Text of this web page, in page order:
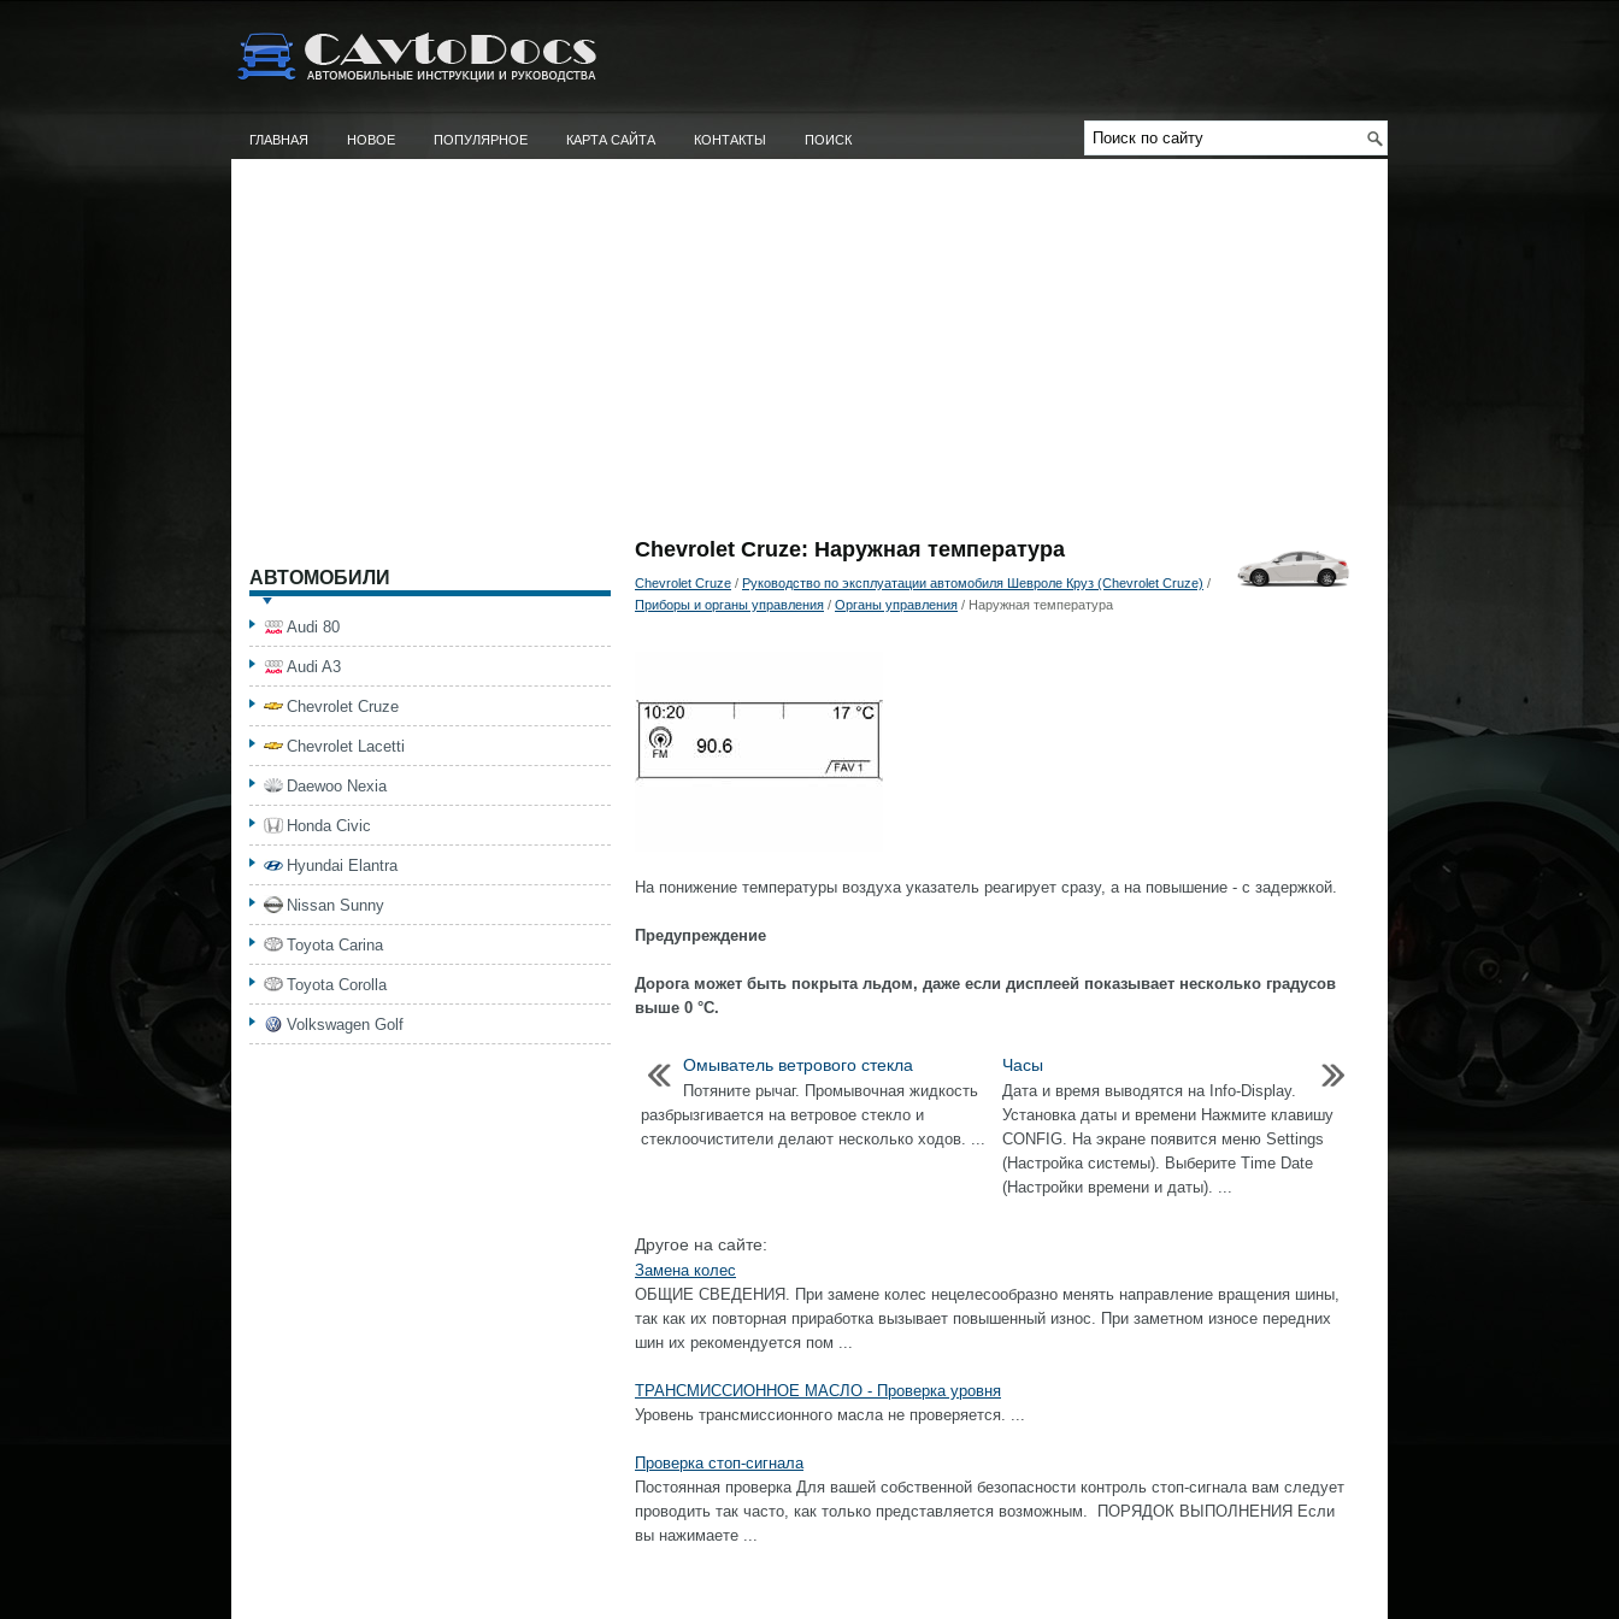
ГЛАВНАЯ НОВОЕ ПОПУЛЯРНОЕ КАРТА САЙТА КОНТАКТЫ ПОИСК
Chevrolet Cruze: Наружная температура
Chevrolet Cruze / Руководство по эксплуатации автомобиля Шевроле Круз (Chevrolet Cruze) /
Приборы и органы управления / Органы управления / Наружная температура
На понижение температуры воздуха указатель реагирует сразу, а на повышение - с задержкой.
Предупреждение
Дорога может быть покрыта льдом, даже если дисплeeй показывает несколько градусов
выше 0 °C.
Омыватель ветрового стекла
Потяните рычаг. Промывочная жидкость
разбрызгивается на ветровое стекло и
стеклоочистители делают несколько ходов. ...
Часы
Дата и время выводятся на Info-Display.
Установка даты и времени Нажмите клавишу
CONFIG. На экране появится меню Settings
(Настройка системы). Выберите Time Date
(Настройки времени и даты). ...
Другое на сайте:
Замена колес
ОБЩИЕ СВЕДЕНИЯ. При замене колес нецелесообразно менять направление вращения шины,
так как их повторная приработка вызывает повышенный износ. При заметном износе передних
шин их рекомендуется пом ...
ТРАНСМИССИОННОЕ МАСЛО - Проверка уровня
Уровень трансмиссионного масла не проверяется. ...
Проверка стоп-сигнала
Постоянная проверка Для вашей собственной безопасности контроль стоп-сигнала вам следует
проводить так часто, как только представляется возможным. ПОРЯДОК ВЫПОЛНЕНИЯ Если
вы нажимаете ...
АВТОМОБИЛИ
Audi 80
Audi A3
Chevrolet Cruze
Chevrolet Lacetti
Daewoo Nexia
Honda Civic
Hyundai Elantra
Nissan Sunny
Toyota Carina
Toyota Corolla
Volkswagen Golf